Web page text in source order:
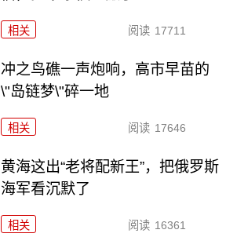
相关 阅读 17711
冲之鸟礁一声炮响，高市早苗的
\"岛链梦\"碎一地
相关 阅读 17646
黄海这出“老将配新王”，把俄罗斯
海军看沉默了
相关 阅读 16361